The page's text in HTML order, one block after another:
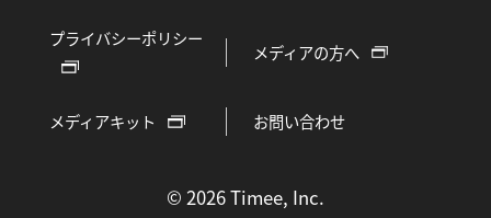
プライバシーポリシー
メディアの方へ
メディアキット お問い合わせ
© 2026 Timee, Inc.